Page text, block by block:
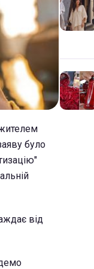
було
від